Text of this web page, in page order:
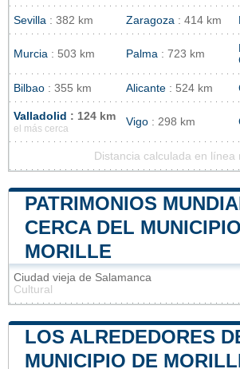
Sevilla : 382 km Zaragoza : 414 km
Murcia : 503 km Palma : 723 km
Bilbao : 355 km Alicante : 524 km
Valladolid : 124 km
el más cerca
Vigo : 298 km
Distancia calculada en línea
PATRIMONIOS
CERCA DEL
MORILLE
Ciudad vieja de Salamanca
Cultural
LOS ALREDEDORES
MUNICIPIO DE